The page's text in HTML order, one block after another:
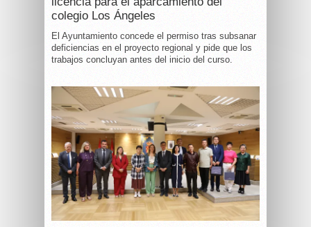
colegio Los Ángeles
El Ayuntamiento concede el permiso tras subsanar
deficiencias en el proyecto regional y pide que los
trabajos concluyan antes del inicio del curso.